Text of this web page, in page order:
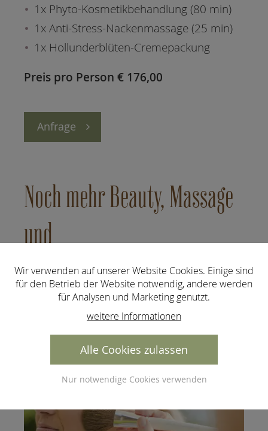
1x Phyto-Kosmetikbehandlung (80 min)
1x Anti-Stress-Nackenmassage (25 min)
1x Hollunderblüten-Cremepackung
Preis pro Person € 176,00
Anfrage
Noch mehr Beauty, Massage
und
Gesundheitsanwendungen
Wir verwenden auf unserer Website Cookies. Einige sind
für den Betrieb der Website notwendig, andere werden
für Analysen und Marketing genutzt.
weitere Informationen
Alle Cookies zulassen
Nur notwendige Cookies verwenden